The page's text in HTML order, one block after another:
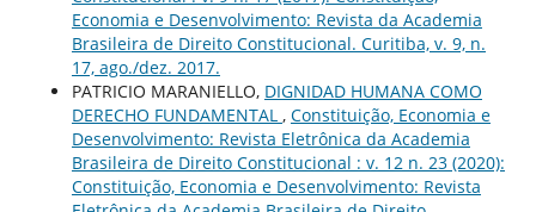
Economia e Desenvolvimento: Revista da Academia
Brasileira de Direito Constitucional. Curitiba, v. 9, n.
17, ago./dez. 2017.
PATRICIO MARANIELLO, DIGNIDAD HUMANA COMO
DERECHO FUNDAMENTAL , Constituição, Economia e
Desenvolvimento: Revista Eletrônica da Academia
Brasileira de Direito Constitucional : v. 12 n. 23 (2020):
Constituição, Economia e Desenvolvimento: Revista